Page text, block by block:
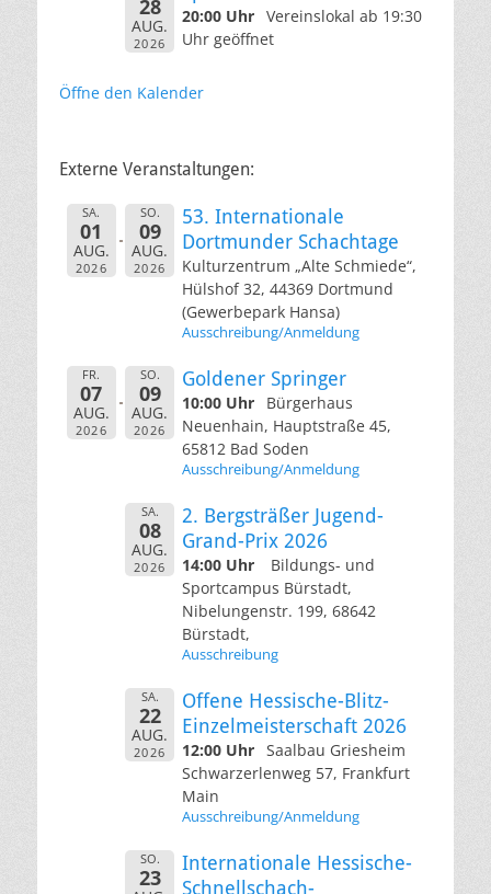
28
AUG.
2026
20:00 Uhr Vereinslokal ab 19:30
Uhr geöffnet
Öffne den Kalender
Externe Veranstaltungen:
SA.
01
AUG.
2026
SO.
09
AUG.
2026
53. Internationale
Dortmunder Schachtage
Kulturzentrum „Alte Schmiede“,
Hülshof 32, 44369 Dortmund
(Gewerbepark Hansa)
Ausschreibung/Anmeldung
FR.
07
AUG.
2026
SO.
09
AUG.
2026
Goldener Springer
10:00 Uhr
Bürgerhaus
Neuenhain, Hauptstraße 45,
65812 Bad Soden
Ausschreibung/Anmeldung
SA.
08
AUG.
2026
2. Bergsträßer Jugend-
Grand-Prix 2026
14:00 Uhr
Bildungs- und
Sportcampus Bürstadt,
Nibelungenstr. 199, 68642
Bürstadt,
Ausschreibung
SA.
22
AUG.
2026
Offene Hessische-Blitz-
Einzelmeisterschaft 2026
12:00 Uhr Saalbau Griesheim
Schwarzerlenweg 57, Frankfurt
Main
Ausschreibung/Anmeldung
SO.
23
Internationale Hessische-
Schnellschach-